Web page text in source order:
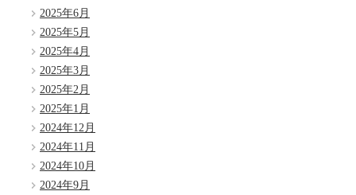
2025年6月
2025年5月
2025年4月
2025年3月
2025年2月
2025年1月
2024年12月
2024年11月
2024年10月
2024年9月